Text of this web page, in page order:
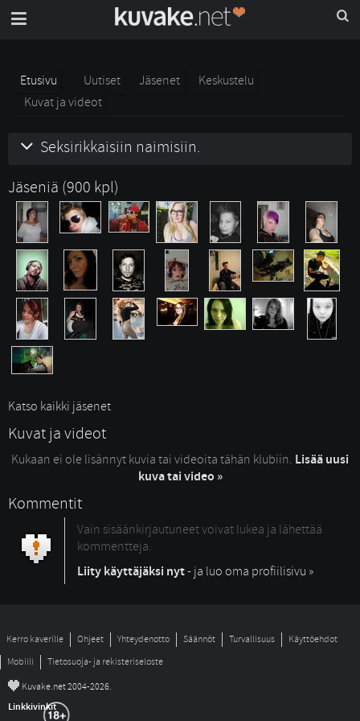
Etusivu Uutiset Jäsenet
Keskustelu
Kuvat ja videot
Seksirikkaisiin naimisiin.
Jäseniä (900 kpl)
Katso kaikki jäsenet
Kuvat ja videot
Kukaan ei ole lisännyt kuvia tai videoita tähän klubiin. Lisää uusi
kuva tai video »
Kommentit
Vain sisäänkirjautuneet voivat lukea ja lähettää
kommentteja.
Liity käyttäjäksi nyt- ja luo oma profiilisivu »
Kerro kaverille Ohjeet Yhteydenotto Säännöt Turvallisuus
Käyttöehdot
Mobiili
Tietosuoja- ja rekisteriseloste
© Kuvake.net 2004-2026.
Linkkivinkit